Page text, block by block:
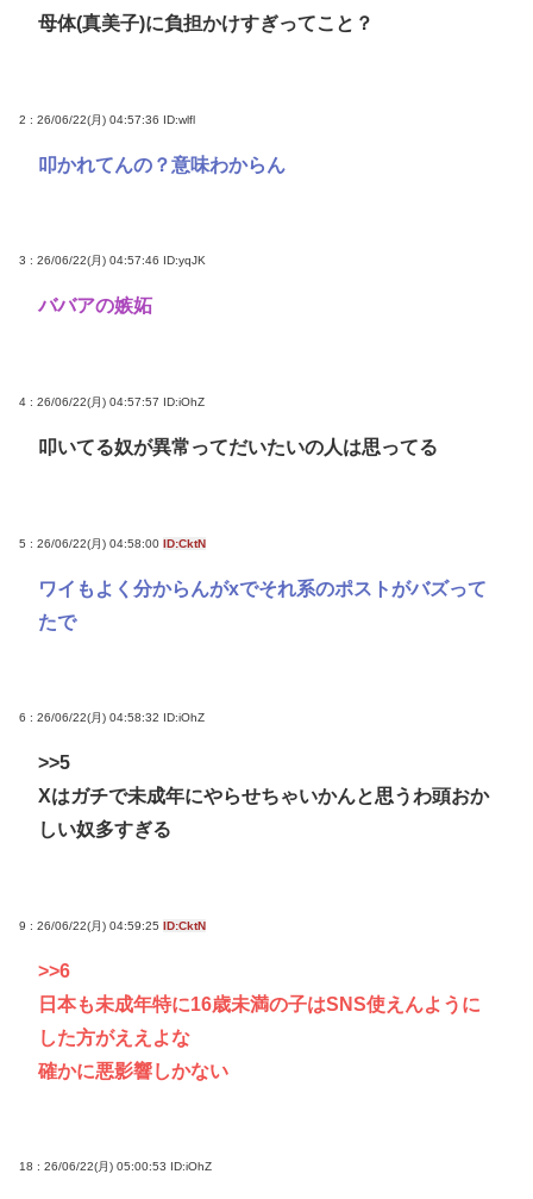
母体(真美子)に負担かけすぎってこと？
2 : 26/06/22(月) 04:57:36 ID:wlfl
叩かれてんの？意味わからん
3 : 26/06/22(月) 04:57:46 ID:yqJK
ババアの嫉妬
4 : 26/06/22(月) 04:57:57 ID:iOhZ
叩いてる奴が異常ってだいたいの人は思ってる
5 : 26/06/22(月) 04:58:00 ID:CktN
ワイもよく分からんがxでそれ系のポストがバズって
たで
6 : 26/06/22(月) 04:58:32 ID:iOhZ
>>5
Xはガチで未成年にやらせちゃいかんと思うわ頭おか
しい奴多すぎる
9 : 26/06/22(月) 04:59:25 ID:CktN
>>6
日本も未成年特に16歳未満の子はSNS使えんように
した方がええよな
確かに悪影響しかない
18 : 26/06/22(月) 05:00:53 ID:iOhZ